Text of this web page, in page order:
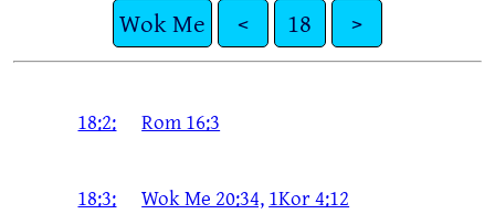
Wok Me
< 18 >
18:2: Rom 16:3
18:3: Wok Me 20:34,1Kor 4:12